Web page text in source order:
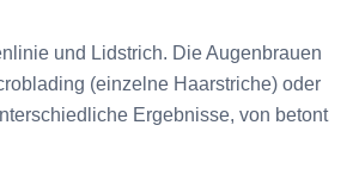
und Lidstrich. Die Augenbrauen
(einzelne Haarstriche) oder
Ergebnisse, von betont